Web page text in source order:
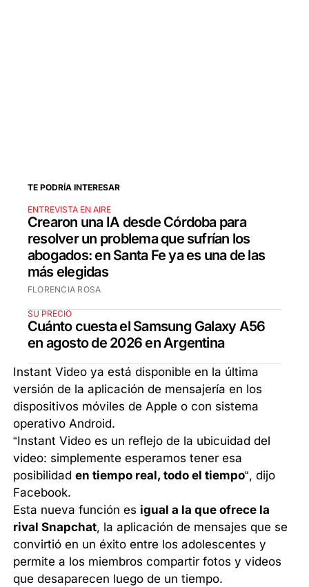
TE PODRÍA INTERESAR
ENTREVISTA EN AIRE
Crearon una IA desde Córdoba para
resolver un problema que sufrían los
abogados: en Santa Fe ya es una de las
más elegidas
FLORENCIA ROSA
SU PRECIO
Cuánto cuesta el Samsung Galaxy A56
en agosto de 2026 en Argentina
Instant Video ya está disponible en la última
versión de la aplicación de mensajería en los
dispositivos móviles de Apple o con sistema
operativo Android.
“Instant Video es un reflejo de la ubicuidad del
video: simplemente esperamos tener esa
posibilidaden tiempo real, todo el tiempo“, dijo
Facebook.
Esta nueva función es igual a la que ofrece la
rival Snapchat, la aplicación de mensajes que se
convirtió en un éxito entre los adolescentes y
permite a los miembros compartir fotos y videos
que desaparecen luego de un tiempo.